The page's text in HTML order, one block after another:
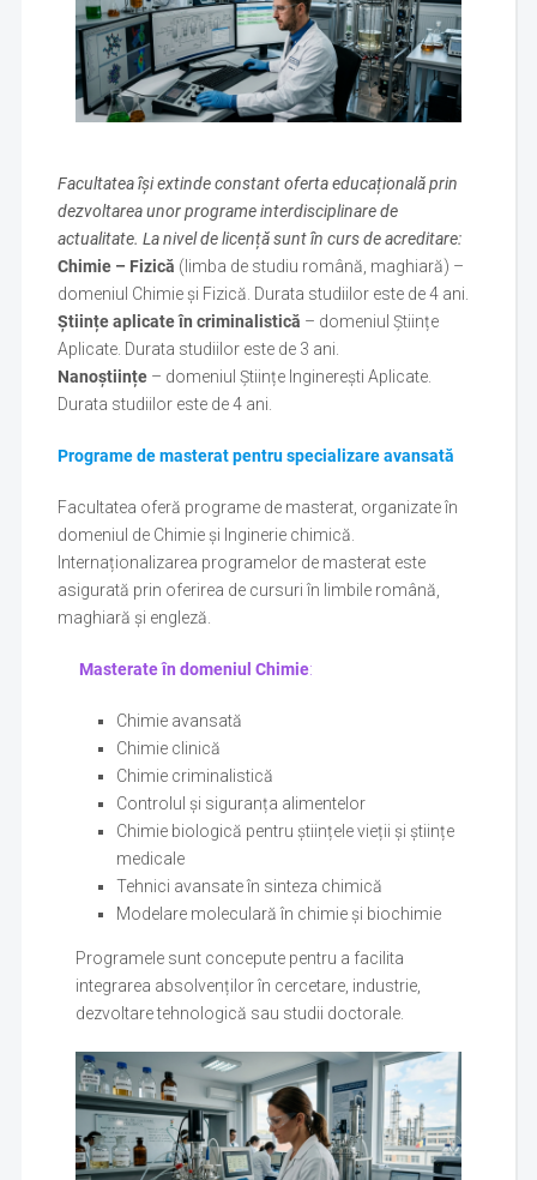
Facultatea își extinde constant oferta educațională prin
dezvoltarea unor programe interdisciplinare de
actualitate. La nivel de licență sunt în curs de acreditare:
Chimie – Fizică (limba de studiu română, maghiară) –
domeniul Chimie și Fizică. Durata studiilor este de 4 ani.
Științe aplicate în criminalistică – domeniul Științe
Aplicate. Durata studiilor este de 3 ani.
Nanoștiințe – domeniul Științe Inginerești Aplicate.
Durata studiilor este de 4 ani.
Programe de masterat pentru specializare avansată
Facultatea oferă programe de masterat, organizate în
domeniul de Chimie și Inginerie chimică.
Internaționalizarea programelor de masterat este
asigurată prin oferirea de cursuri în limbile română,
maghiară și engleză.
Masterate în domeniul Chimie:
Chimie avansată
Chimie clinică
Chimie criminalistică
Controlul și siguranța alimentelor
Chimie biologică pentru științele vieții și științe
medicale
Tehnici avansate în sinteza chimică
Modelare moleculară în chimie și biochimie
Programele sunt concepute pentru a facilita
integrarea absolvenților în cercetare, industrie,
dezvoltare tehnologică sau studii doctorale.